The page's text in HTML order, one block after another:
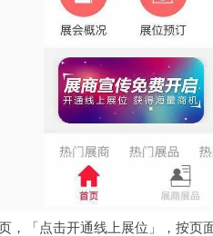
，「点击开通线上展位」，按页